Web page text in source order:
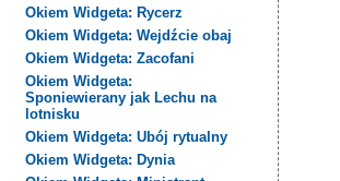
Okiem Widgeta: Rycerz
Okiem Widgeta: Wejdźcie obaj
Okiem Widgeta: Zacofani
Okiem Widgeta:
Sponiewierany jak Lechu na
lotnisku
Okiem Widgeta: Ubój rytualny
Okiem Widgeta: Dynia